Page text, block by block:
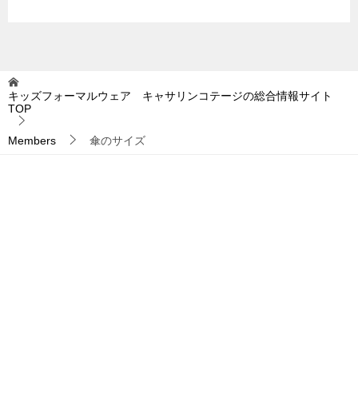
キッズフォーマルウェア キャサリンコテージの総合情報サイト
TOP
Members 傘のサイズ